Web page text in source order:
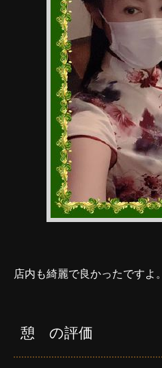
店内も綺麗で良かったですよ。
憩 の評価